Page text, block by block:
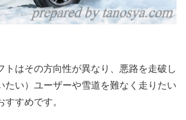
トはその方向性が異なり、悪路を走破し
たい）ユーザーや雪道を難なく走りたい
すめです。